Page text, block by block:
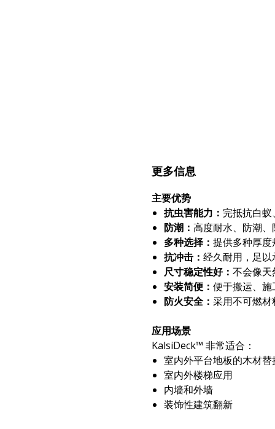
更多信息
主要优势
抗虫害能力： 完抵抗白
防潮： 高度耐水、防潮
多种选择： 提供多种厚
抗冲击： 经久耐用，足
尺寸稳定性好： 不会像天
安装简便： 便于搬运、
防火安全： 采用不可燃
应用场景
KalsiDeck™ 非常适合：
室内外平台地板的木材替
室内外楼梯应用
内墙和外墙
装饰性建筑翻新